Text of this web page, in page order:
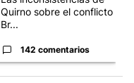
Quirno sobre el conflicto con
Br...
142 comentarios